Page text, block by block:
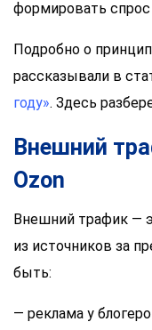
формировать спрос
Подробно о
рассказывали в
году». Здесь
Внешний
Ozon
Внешний трафик —
из источников за
быть:
— реклама у